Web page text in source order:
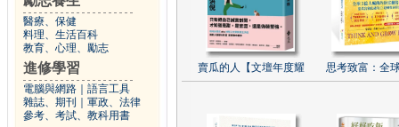
醫療、保健
料理、生活百科
教育、心理、勵志
進修學習
電腦與網路
語言工具
雜誌、期刊
軍政、法律
參考、考試、教科用書
賣瓜的人【文壇年度耀 思考致富：全